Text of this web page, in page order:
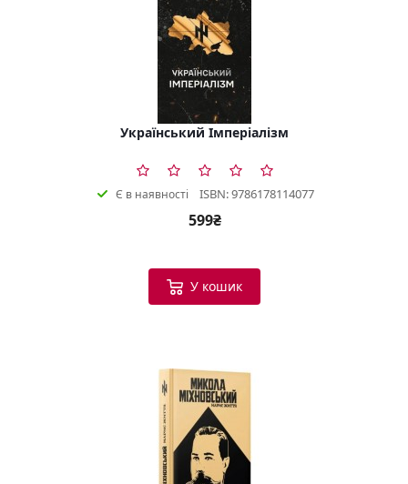
Український Імперіалізм
Є в наявності ISBN: 9786178114077
599₴
У кошик